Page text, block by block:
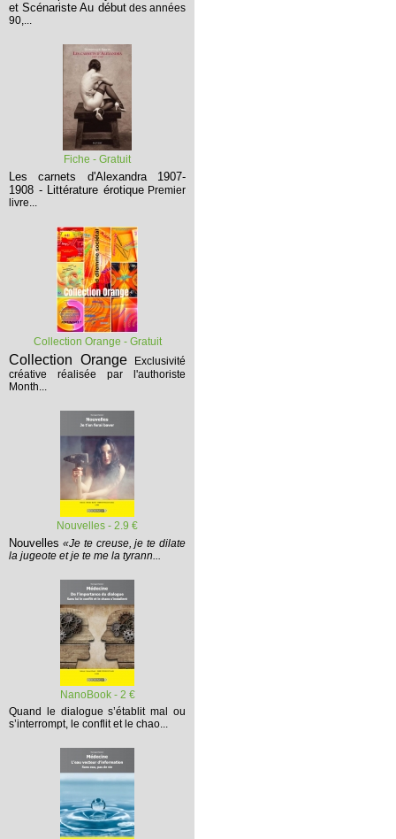
et Scénariste Au débutdes années
90,...
Fiche - Gratuit
Les carnets d'Alexandra 1907-
1908 - Littérature érotique Premier
livre...
Collection Orange - Gratuit
Collection Orange
Exclusivité
créative réalisée par l'authoriste
Month...
Nouvelles - 2.9 €
Nouvelles «Je te creuse, je te dilate
la jugeote et je te me la tyrann...
NanoBook - 2 €
Quand le dialogue s’établit mal ou
s’interrompt, le conflit et le chao...